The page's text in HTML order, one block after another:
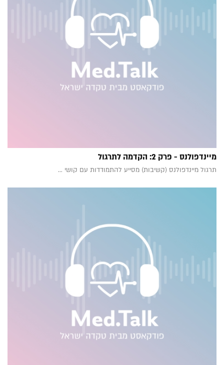
מיינדפולנס - פרק 2: הקדמה לתרגול
תרגול מיינדפולנס (קשיבות) מסייע להתמודדות עם קושי ...